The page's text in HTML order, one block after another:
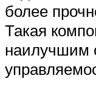
более
Такая
наилучшим